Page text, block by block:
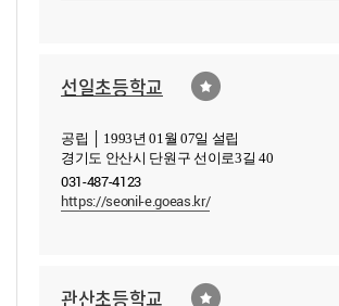
선일초등학교
공립 │ 1993년 01월 07일 설립
경기도 안산시 단원구 선이로3길 40
031-487-4123
https://seonil-e.goeas.kr/
관산초등학교